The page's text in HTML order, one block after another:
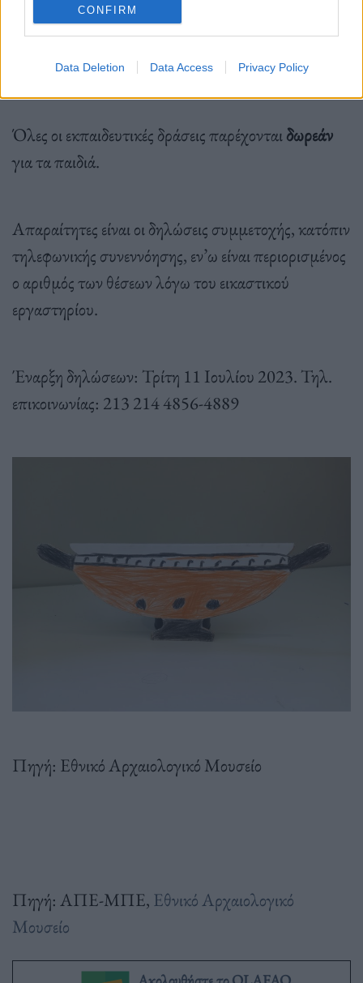
CONFIRM
Data Deletion Data Access Privacy Policy
Όλες οι εκπαιδευτικές δράσεις παρέχονταιδωρεάν
για τα παιδιά.
Απαραίτητες είναι οι δηλώσεις συμμετοχής, κατόπιν
τηλεφωνικής συνεννόησης, εν’ω είναι περιορισμένος
ο αριθμός των θέσεων λόγω του εικαστικού
εργαστηρίου.
Έναρξη δηλώσεων: Τρίτη 11 Ιουλίου 2023. Τηλ.
επικοινωνίας: 213 214 4856-4889
Πηγή: Εθνικό Αρχαιολογικό Μουσείο
Πηγή: ΑΠΕ-ΜΠΕ, Εθνικό Αρχαιολογικό
Μουσείο